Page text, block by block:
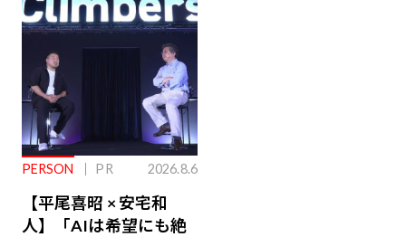
PERSON PR 2026.8.6
【平尾喜昭 × 安宅和
人】「AIは希望にも絶